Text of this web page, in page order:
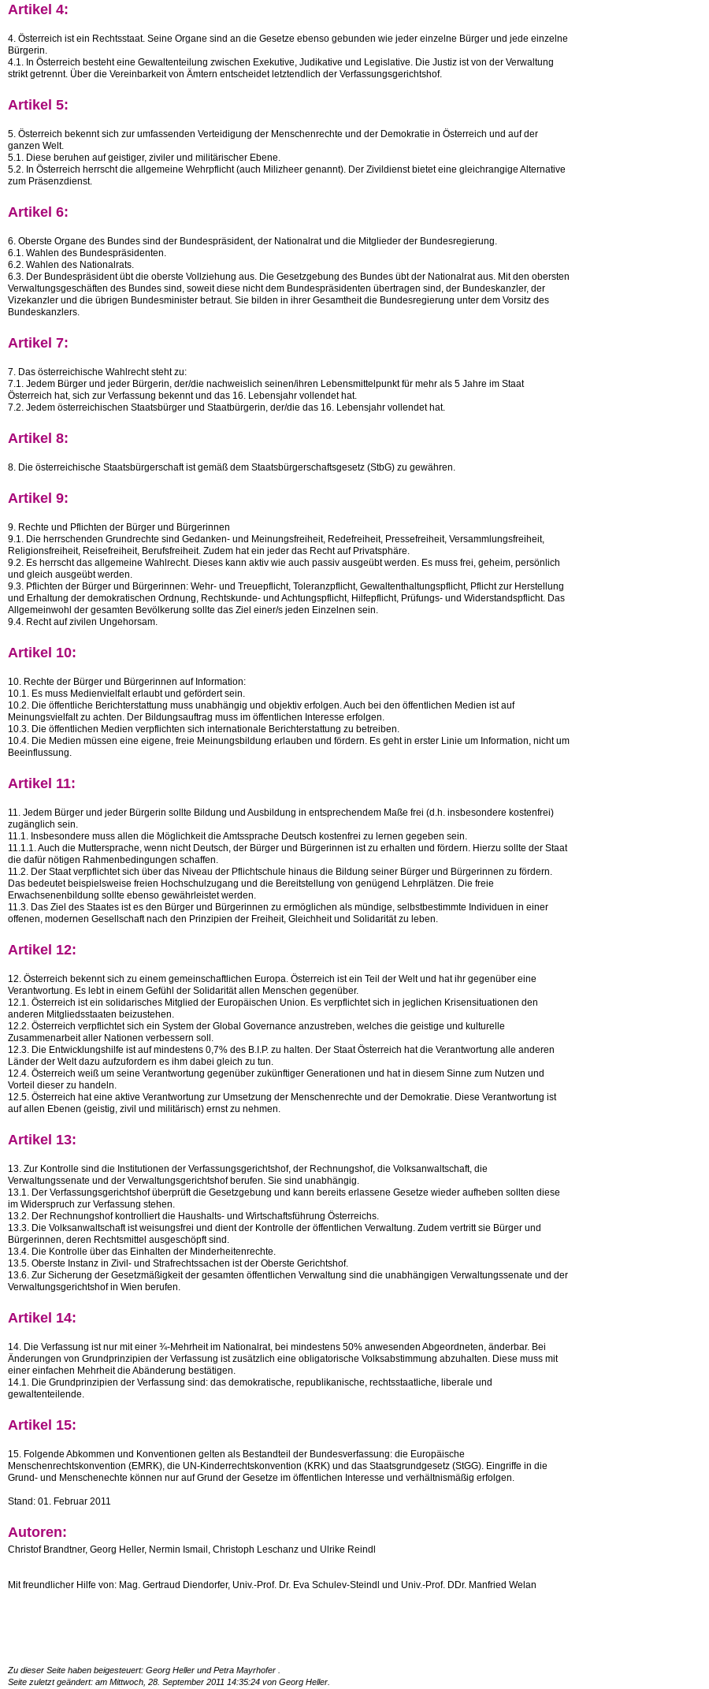
Artikel 4:
4. Österreich ist ein Rechtsstaat. Seine Organe sind an die Gesetze ebenso gebunden wie jeder einzelne Bürger und jede einzelne
Bürgerin.
4.1. In Österreich besteht eine Gewaltenteilung zwischen Exekutive, Judikative und Legislative. Die Justiz ist von der Verwaltung
strikt getrennt. Über die Vereinbarkeit von Ämtern entscheidet letztendlich der Verfassungsgerichtshof.
Artikel 5:
5. Österreich bekennt sich zur umfassenden Verteidigung der Menschenrechte und der Demokratie in Österreich und auf der
ganzen Welt.
5.1. Diese beruhen auf geistiger, ziviler und militärischer Ebene.
5.2. In Österreich herrscht die allgemeine Wehrpflicht (auch Milizheer genannt). Der Zivildienst bietet eine gleichrangige Alternative
zum Präsenzdienst.
Artikel 6:
6. Oberste Organe des Bundes sind der Bundespräsident, der Nationalrat und die Mitglieder der Bundesregierung.
6.1. Wahlen des Bundespräsidenten.
6.2. Wahlen des Nationalrats.
6.3. Der Bundespräsident übt die oberste Vollziehung aus. Die Gesetzgebung des Bundes übt der Nationalrat aus. Mit den obersten
Verwaltungsgeschäften des Bundes sind, soweit diese nicht dem Bundespräsidenten übertragen sind, der Bundeskanzler, der
Vizekanzler und die übrigen Bundesminister betraut. Sie bilden in ihrer Gesamtheit die Bundesregierung unter dem Vorsitz des
Bundeskanzlers.
Artikel 7:
7. Das österreichische Wahlrecht steht zu:
7.1. Jedem Bürger und jeder Bürgerin, der/die nachweislich seinen/ihren Lebensmittelpunkt für mehr als 5 Jahre im Staat
Österreich hat, sich zur Verfassung bekennt und das 16. Lebensjahr vollendet hat.
7.2. Jedem österreichischen Staatsbürger und Staatbürgerin, der/die das 16. Lebensjahr vollendet hat.
Artikel 8:
8. Die österreichische Staatsbürgerschaft ist gemäß dem Staatsbürgerschaftsgesetz (StbG) zu gewähren.
Artikel 9:
9. Rechte und Pflichten der Bürger und Bürgerinnen
9.1. Die herrschenden Grundrechte sind Gedanken- und Meinungsfreiheit, Redefreiheit, Pressefreiheit, Versammlungsfreiheit,
Religionsfreiheit, Reisefreiheit, Berufsfreiheit. Zudem hat ein jeder das Recht auf Privatsphäre.
9.2. Es herrscht das allgemeine Wahlrecht. Dieses kann aktiv wie auch passiv ausgeübt werden. Es muss frei, geheim, persönlich
und gleich ausgeübt werden.
9.3. Pflichten der Bürger und Bürgerinnen: Wehr- und Treuepflicht, Toleranzpflicht, Gewaltenthaltungspflicht, Pflicht zur Herstellung
und Erhaltung der demokratischen Ordnung, Rechtskunde- und Achtungspflicht, Hilfepflicht, Prüfungs- und Widerstandspflicht. Das
Allgemeinwohl der gesamten Bevölkerung sollte das Ziel einer/s jeden Einzelnen sein.
9.4. Recht auf zivilen Ungehorsam.
Artikel 10:
10. Rechte der Bürger und Bürgerinnen auf Information:
10.1. Es muss Medienvielfalt erlaubt und gefördert sein.
10.2. Die öffentliche Berichterstattung muss unabhängig und objektiv erfolgen. Auch bei den öffentlichen Medien ist auf
Meinungsvielfalt zu achten. Der Bildungsauftrag muss im öffentlichen Interesse erfolgen.
10.3. Die öffentlichen Medien verpflichten sich internationale Berichterstattung zu betreiben.
10.4. Die Medien müssen eine eigene, freie Meinungsbildung erlauben und fördern. Es geht in erster Linie um Information, nicht um
Beeinflussung.
Artikel 11:
11. Jedem Bürger und jeder Bürgerin sollte Bildung und Ausbildung in entsprechendem Maße frei (d.h. insbesondere kostenfrei)
zugänglich sein.
11.1. Insbesondere muss allen die Möglichkeit die Amtssprache Deutsch kostenfrei zu lernen gegeben sein.
11.1.1. Auch die Muttersprache, wenn nicht Deutsch, der Bürger und Bürgerinnen ist zu erhalten und fördern. Hierzu sollte der Staat
die dafür nötigen Rahmenbedingungen schaffen.
11.2. Der Staat verpflichtet sich über das Niveau der Pflichtschule hinaus die Bildung seiner Bürger und Bürgerinnen zu fördern.
Das bedeutet beispielsweise freien Hochschulzugang und die Bereitstellung von genügend Lehrplätzen. Die freie
Erwachsenenbildung sollte ebenso gewährleistet werden.
11.3. Das Ziel des Staates ist es den Bürger und Bürgerinnen zu ermöglichen als mündige, selbstbestimmte Individuen in einer
offenen, modernen Gesellschaft nach den Prinzipien der Freiheit, Gleichheit und Solidarität zu leben.
Artikel 12:
12. Österreich bekennt sich zu einem gemeinschaftlichen Europa. Österreich ist ein Teil der Welt und hat ihr gegenüber eine
Verantwortung. Es lebt in einem Gefühl der Solidarität allen Menschen gegenüber.
12.1. Österreich ist ein solidarisches Mitglied der Europäischen Union. Es verpflichtet sich in jeglichen Krisensituationen den
anderen Mitgliedsstaaten beizustehen.
12.2. Österreich verpflichtet sich ein System der Global Governance anzustreben, welches die geistige und kulturelle
Zusammenarbeit aller Nationen verbessern soll.
12.3. Die Entwicklungshilfe ist auf mindestens 0,7% des B.I.P. zu halten. Der Staat Österreich hat die Verantwortung alle anderen
Länder der Welt dazu aufzufordern es ihm dabei gleich zu tun.
12.4. Österreich weiß um seine Verantwortung gegenüber zukünftiger Generationen und hat in diesem Sinne zum Nutzen und
Vorteil dieser zu handeln.
12.5. Österreich hat eine aktive Verantwortung zur Umsetzung der Menschenrechte und der Demokratie. Diese Verantwortung ist
auf allen Ebenen (geistig, zivil und militärisch) ernst zu nehmen.
Artikel 13:
13. Zur Kontrolle sind die Institutionen der Verfassungsgerichtshof, der Rechnungshof, die Volksanwaltschaft, die
Verwaltungssenate und der Verwaltungsgerichtshof berufen. Sie sind unabhängig.
13.1. Der Verfassungsgerichtshof überprüft die Gesetzgebung und kann bereits erlassene Gesetze wieder aufheben sollten diese
im Widerspruch zur Verfassung stehen.
13.2. Der Rechnungshof kontrolliert die Haushalts- und Wirtschaftsführung Österreichs.
13.3. Die Volksanwaltschaft ist weisungsfrei und dient der Kontrolle der öffentlichen Verwaltung. Zudem vertritt sie Bürger und
Bürgerinnen, deren Rechtsmittel ausgeschöpft sind.
13.4. Die Kontrolle über das Einhalten der Minderheitenrechte.
13.5. Oberste Instanz in Zivil- und Strafrechtssachen ist der Oberste Gerichtshof.
13.6. Zur Sicherung der Gesetzmäßigkeit der gesamten öffentlichen Verwaltung sind die unabhängigen Verwaltungssenate und der
Verwaltungsgerichtshof in Wien berufen.
Artikel 14:
14. Die Verfassung ist nur mit einer ¾-Mehrheit im Nationalrat, bei mindestens 50% anwesenden Abgeordneten, änderbar. Bei
Änderungen von Grundprinzipien der Verfassung ist zusätzlich eine obligatorische Volksabstimmung abzuhalten. Diese muss mit
einer einfachen Mehrheit die Abänderung bestätigen.
14.1. Die Grundprinzipien der Verfassung sind: das demokratische, republikanische, rechtsstaatliche, liberale und
gewaltenteilende.
Artikel 15:
15. Folgende Abkommen und Konventionen gelten als Bestandteil der Bundesverfassung: die Europäische
Menschenrechtskonvention (EMRK), die UN-Kinderrechtskonvention (KRK) und das Staatsgrundgesetz (StGG). Eingriffe in die
Grund- und Menschenechte können nur auf Grund der Gesetze im öffentlichen Interesse und verhältnismäßig erfolgen.
Stand: 01. Februar 2011
Autoren:
Christof Brandtner, Georg Heller, Nermin Ismail, Christoph Leschanz und Ulrike Reindl
Mit freundlicher Hilfe von: Mag. Gertraud Diendorfer, Univ.-Prof. Dr. Eva Schulev-Steindl und Univ.-Prof. DDr. Manfried Welan
Zu dieser Seite haben beigesteuert: Georg Heller undPetra Mayrhofer
Seite zuletzt geändert: am Mittwoch, 28. September 2011 14:35:24 von Georg Heller